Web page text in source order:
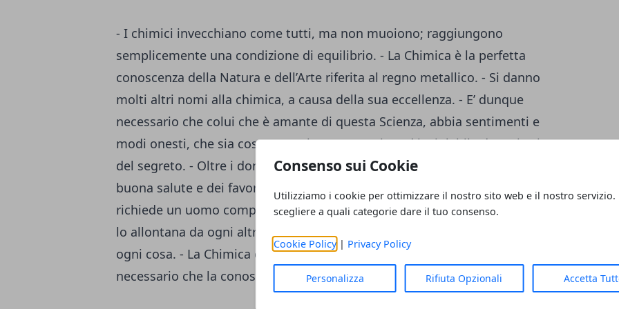
Consenso sui Cookie
Utilizziamo i cookie per ottimizzare il nostro sito web e il nostro servizio.
scegliere a quali categorie dare il tuo consenso.
Cookie Policy| Privacy Policy
Personalizza Rifiuta Opzionali Accetta
- I chimici invecchiano come tutti, ma non muoiono; raggiungono
semplicemente una condizione di equilibrio. - La Chimica è la perfetta
conoscenza della Natura e dell’Arte riferita al regno metallico. - Si danno
molti altri nomi alla chimica, a causa della sua eccellenza. - E’ dunque
necessario che colui che è amante di questa Scienza, abbia sentimenti e
modi onesti, che sia costante nel suo proposito ed inviolabile depositario
del segreto. - Oltre i doni dello spirito, bisogna che in più goda di una
buona salute e dei favori della fortuna materiale. - Poiché questa Scienza
richiede un uomo completo; quando lo trova lo possiede e, possedendolo,
lo allontana da ogni altra occupazione importante, facendogli trascurare
ogni cosa. - La Chimica consta di due parti, la Teoria e la Pratica. - E’
necessario che la conoscenza della Natura preceda quella dell’Arte.